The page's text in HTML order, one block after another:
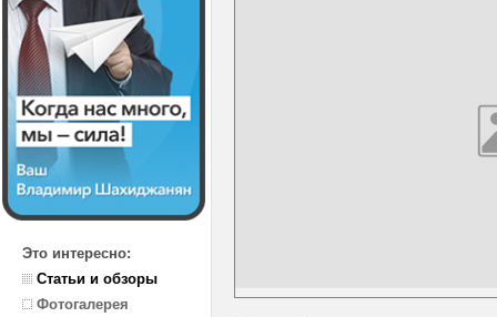
Это интересно:
Статьи и обзоры
Фотогалерея